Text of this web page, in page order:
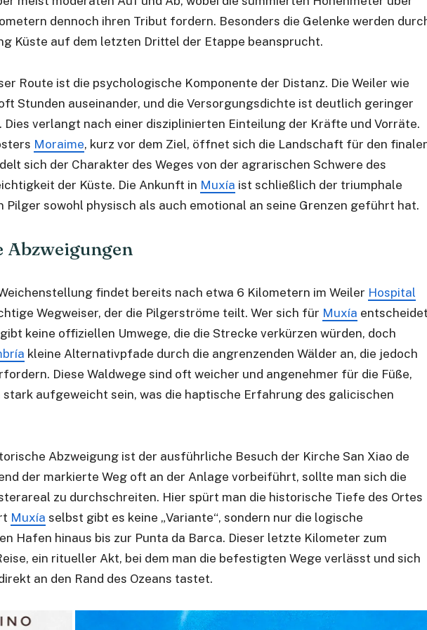
dennoch ihren Tribut fordern. Besonders die Gelenke werden
Küste auf dem letzten Drittel der Etappe beansprucht.
Route ist die psychologische Komponente der Distanz. Die Weiler wie
Stunden auseinander, und die Versorgungsdichte ist deutlich geringer
. Dies verlangt nach einer disziplinierten Einteilung der Kräfte und Vorräte.
Moraime, kurz vor dem Ziel, öffnet sich die Landschaft für den
sich der Charakter des Weges von der agrarischen Schwere des
der Küste. Die Ankunft in Muxía ist schließlich der triumphale
Pilger sowohl physisch als auch emotional an seine Grenzen geführt hat.
findet bereits nach etwa 6 Kilometern im Weiler Hospital
Wegweiser, der die Pilgerströme teilt. Wer sich für Muxía
keine offiziellen Umwege, die die Strecke verkürzen würden, doch
kleine Alternativpfade durch die angrenzenden Wälder an, die jedoch
Diese Waldwege sind oft weicher und angenehmer für die Füße,
aufgeweicht sein, was die haptische Erfahrung des galicischen
Abzweigung ist der ausführliche Besuch der Kirche San Xiao de
der markierte Weg oft an der Anlage vorbeiführt, sollte man sich die
zu durchschreiten. Hier spürt man die historische Tiefe des Ortes
Muxía selbst gibt es keine „Variante“, sondern nur die logische
Hafen hinaus bis zur Punta da Barca. Dieser letzte Kilometer zum
ein ritueller Akt, bei dem man die befestigten Wege verlässt und sich
an den Rand des Ozeans tastet.